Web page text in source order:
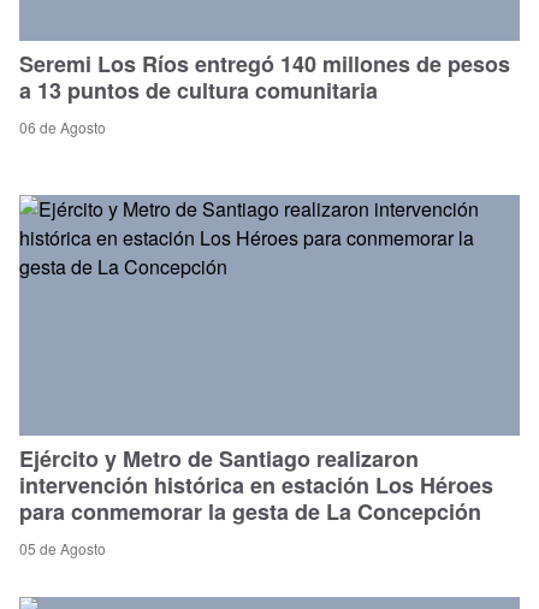
Seremi Los Ríos entregó 140 millones de pesos
a 13 puntos de cultura comunitaria
06 de Agosto
Ejército y Metro de Santiago realizaron
intervención histórica en estación Los Héroes
para conmemorar la gesta de La Concepción
05 de Agosto